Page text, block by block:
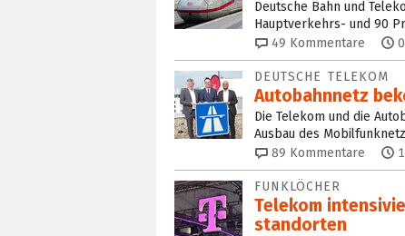
Deutsche Bahn und
Hauptverkehrs- und 90
49 Kommentare
DEUTSCHE TELEKOM
Autobahnnetz
Die Telekom und die
Ausbau des
89 Kommentare
FUNKLÖCHER
Telekom
standorten